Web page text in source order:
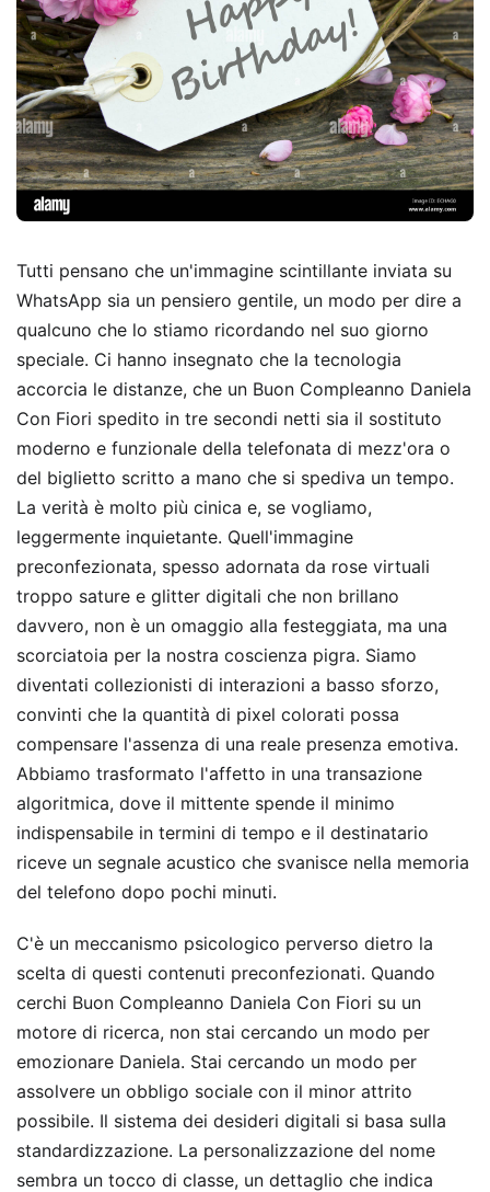
Tutti pensano che un'immagine scintillante inviata su
WhatsApp sia un pensiero gentile, un modo per dire a
qualcuno che lo stiamo ricordando nel suo giorno
speciale. Ci hanno insegnato che la tecnologia
accorcia le distanze, che un Buon Compleanno Daniela
Con Fiori spedito in tre secondi netti sia il sostituto
moderno e funzionale della telefonata di mezz'ora o
del biglietto scritto a mano che si spediva un tempo.
La verità è molto più cinica e, se vogliamo,
leggermente inquietante. Quell'immagine
preconfezionata, spesso adornata da rose virtuali
troppo sature e glitter digitali che non brillano
davvero, non è un omaggio alla festeggiata, ma una
scorciatoia per la nostra coscienza pigra. Siamo
diventati collezionisti di interazioni a basso sforzo,
convinti che la quantità di pixel colorati possa
compensare l'assenza di una reale presenza emotiva.
Abbiamo trasformato l'affetto in una transazione
algoritmica, dove il mittente spende il minimo
indispensabile in termini di tempo e il destinatario
riceve un segnale acustico che svanisce nella memoria
del telefono dopo pochi minuti.
C'è un meccanismo psicologico perverso dietro la
scelta di questi contenuti preconfezionati. Quando
cerchi Buon Compleanno Daniela Con Fiori su un
motore di ricerca, non stai cercando un modo per
emozionare Daniela. Stai cercando un modo per
assolvere un obbligo sociale con il minor attrito
possibile. Il sistema dei desideri digitali si basa sulla
standardizzazione. La personalizzazione del nome
sembra un tocco di classe, un dettaglio che indica